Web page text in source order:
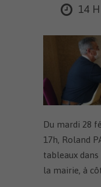
14
Du mardi 28
17h, Roland
tableaux
la mairie, à